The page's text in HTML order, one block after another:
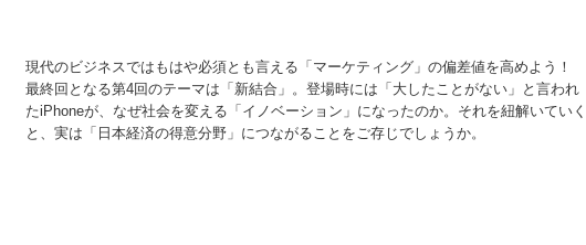
現代のビジネスではもはや必須とも言える「マーケティング」の偏差値を高めよう！
最終回となる第4回のテーマは「新結合」。登場時には「大したことがない」と言われ
たiPhoneが、なぜ社会を変える「イノベーション」になったのか。それを紐解いていく
と、実は「日本経済の得意分野」につながることをご存じでしょうか。